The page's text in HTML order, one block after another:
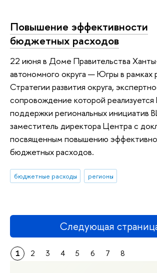
Повышение эффективности
бюджетных расходов
22 июня в Доме Правительства
автономного округа — Югры в рамках
Стратегии развития округа,
сопровождение которой
поддержки региональных инициатив
заместитель директора Центра с
посвященным повышению
бюджетных расходов.
бюджетные расходы регионы
Следующая
1 2 3 4 5 6 7 8